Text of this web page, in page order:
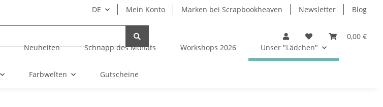
DE Mein Konto Marken bei Scrapbookheaven Newsletter Blog
0,00 €
Neuheiten Schnapp des Monats Workshops 2026 Unser "Lädchen"
Farbwelten Gutscheine